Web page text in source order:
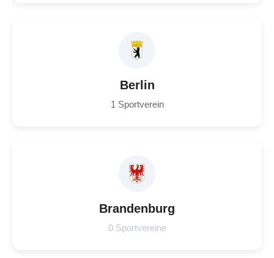
Berlin
1 Sportverein
Brandenburg
0 Sportvereine